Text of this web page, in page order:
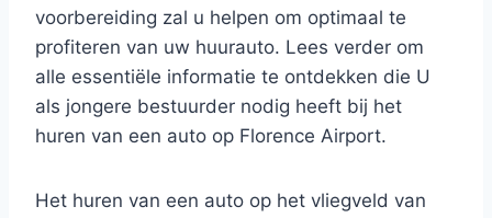
voorbereiding zal u helpen om optimaal te
profiteren van uw huurauto. Lees verder om
alle essentiële informatie te ontdekken die U
als jongere bestuurder nodig heeft bij het
huren van een auto op Florence Airport.
Het huren van een auto op het vliegveld van